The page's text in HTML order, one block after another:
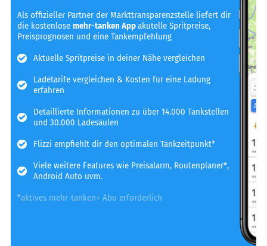
Als offizieller Partner der Markttransparenzstelle liefert dir
die kostenlosemehr-tanken Appakutelle Spritpreise,
Preisprognosen und eine Tankempfehlung
Aktuelle Spritpreise in deiner Nähe vergleichen
Ladetarife vergleichen & Kosten für eine Ladung
erfahren
Detaillierte Informationen zu über 14.000 Tankstellen
und 30.000 Ladesäulen
Flizzi empfiehlt dir den optimalen Tankzeitpunkt*
Viele weitere Features wie Preisalarm, Routenplaner*,
Android Auto uvm.
*aktives mehr-tanken+ Abo erforderlich